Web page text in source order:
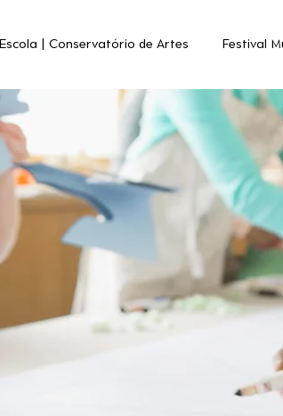
Escola | Conservatório de Artes Festival